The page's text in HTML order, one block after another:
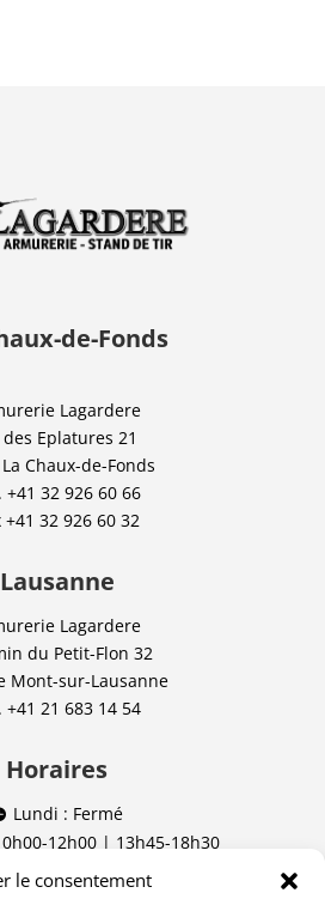
le consentement
de-Fonds
Lagardere
des Eplatures 21
Chaux-de-Fonds
+41 32 926 60 66
+41 32 926 60 32
Lausanne
Lagardere
du Petit-Flon 32
Mont-sur-Lausanne
+41 21 683 14 54
Horaires
Lundi : Fermé
12h00 | 13h45-18h30
12h00 | 13h45-16h00